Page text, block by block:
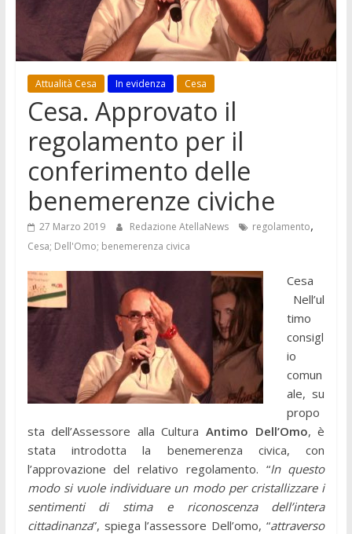
Attualità Cesa In evidenza Cesa
Cesa. Approvato il
regolamento per il
conferimento delle
benemerenze civiche
27 Marzo 2019 Redazione AtellaNews regolamento,
Cesa; Dell'Omo; benemerenza civica
Cesa
Nell’ul
timo
consigl
io
comun
ale, su
propo
sta dell’Assessore alla CulturaAntimo Dell’Omo, è
stata introdotta la benemerenza civica, con
l’approvazione del relativo regolamento. “In questo
modo si vuole individuare un modo per cristallizzare i
sentimenti di stima e riconoscenza dell’intera
cittadinanza”, spiega l’assessore Dell’omo, “attraverso